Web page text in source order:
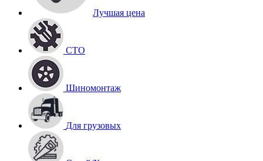
Лучшая цена
СТО
Шиномонтаж
Для грузовых